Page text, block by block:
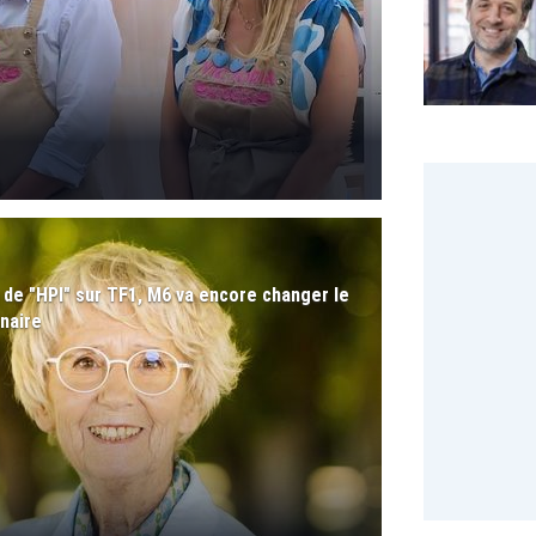
"HPI" sur TF1, M6 va encore changer le